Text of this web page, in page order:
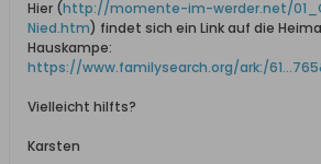
Hier (http://momente-im-werder.net/
Nied.htm) findet sich ein Link auf die
Hauskampe:
https://www.familysearch.org/ark:/
Vielleicht hilfts?
Karsten